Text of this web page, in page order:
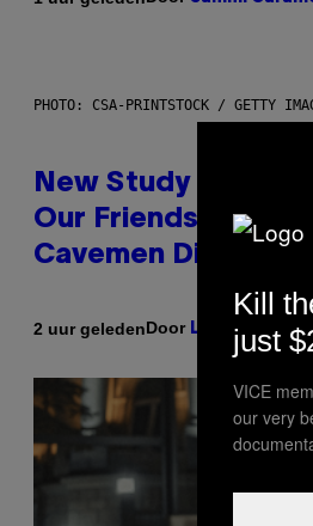
PHOTO: CSA-PRINTSTOCK / GETTY
New Study Reveals
Our Friends the
Cavemen Did
2 uur geledenDoor Luis Prada
Kill
just
VICE
our very